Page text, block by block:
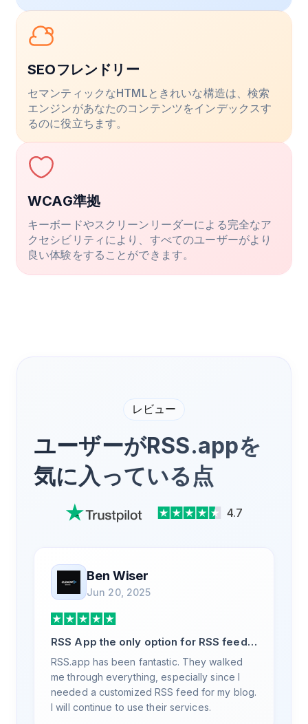
SEOフレンドリー
セマンティックなHTMLときれいな構造は、検索
エンジンがあなたのコンテンツをインデックスす
るのに役立ちます。
WCAG準拠
キーボードやスクリーンリーダーによる完全なア
クセシビリティにより、すべてのユーザーがより
良い体験をすることができます。
レビュー
ユーザーがRSS.appを
気に入っている点
4.7
Ben Wiser
Jun 20, 2025
RSS App the only option for RSS feed
generation
RSS.app has been fantastic. They walked
me through everything, especially since I
needed a customized RSS feed for my blog.
I will continue to use their services.